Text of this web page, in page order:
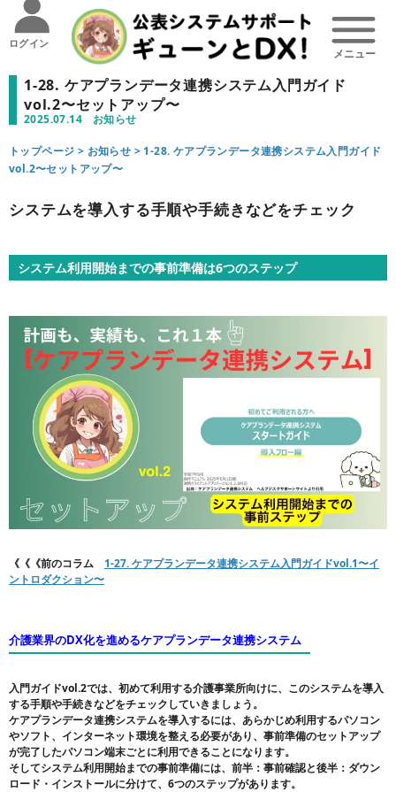
ログイン
1-28. ケアプランデータ連携システム入門ガイド
vol.2〜セットアップ〜
2025.07.14 お知らせ
トップページ > お知らせ > 1-28. ケアプランデータ連携システム入門ガイド
vol.2〜セットアップ〜
システムを導入する手順や手続きなどをチェック
システム利用開始までの事前準備は6つのステップ
《《《前のコラム 1-27. ケアプランデータ連携システム入門ガイドvol.1〜イ
ントロダクション〜
介護業界のDX化を進めるケアプランデータ連携システム
入門ガイドvol.2では、初めて利用する介護事業所向けに、このシステムを導入
する手順や手続きなどをチェックしていきましょう。
ケアプランデータ連携システムを導入するには、あらかじめ利用するパソコン
やソフト、インターネット環境を整える必要があり、事前準備のセットアップ
が完了したパソコン端末ごとに利用できることになります。
そしてシステム利用開始までの事前準備には、前半：事前確認と後半：ダウン
ロード・インストールに分けて、6つのステップがあります。